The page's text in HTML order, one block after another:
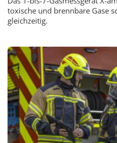
toxische und brennbare Gase
gleichzeitig.